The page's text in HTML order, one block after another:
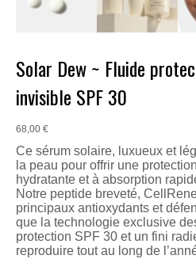
Solar Dew ~ Fluide
invisible SPF 30
68,00 €
Ce sérum solaire, luxueux et
la peau pour offrir une
hydratante et à absorption
Notre peptide breveté,
principaux antioxydants et
que la technologie exclusive
protection SPF 30 et un fini
reproduire tout au long de